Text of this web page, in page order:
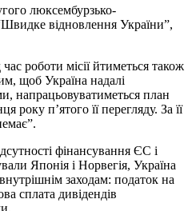
люксембурзько-
відновлення України”,
роботи місії йтиметься також
щоб Україна надалі
напрацьовуватиметься план
року п’ятого її перегляду. За її
фінансування ЄС і
Японія і Норвегія, Україна
заходам: податок на
сплата дивідендів